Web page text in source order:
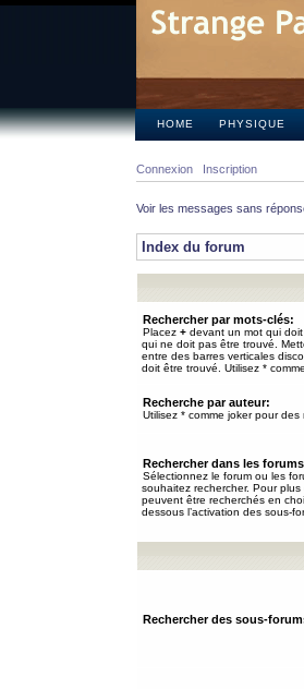
HOME PHYSIQUE
Connexion Inscription
Voir les messages sans
Index du forum
Rechercher par mots-clés:
Placez + devant un mot qui
qui ne doit pas être trouvé.
entre des barres verticales
doit être trouvé. Utilisez *
Recherche par auteur:
Utilisez * comme joker pour des
Rechercher dans les
Sélectionnez le forum ou les
souhaitez rechercher. Pour
peuvent être recherchés en
dessous l’activation des sous-
Rechercher des sous-